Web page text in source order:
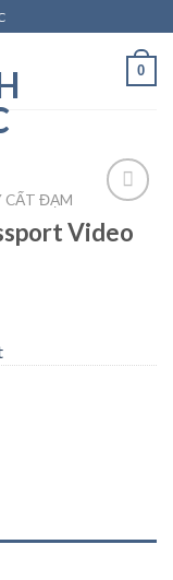
0
CẤT ĐẠM
Video